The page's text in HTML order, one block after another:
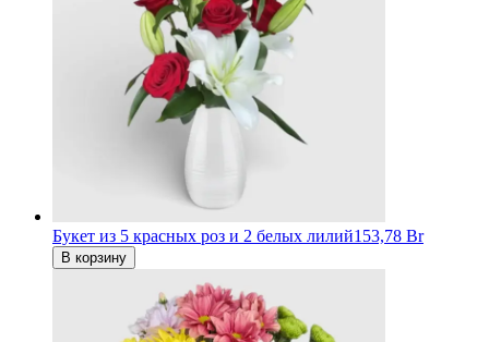
Букет из 5 красных роз и 2 белых лилий153,78 Br
В корзину